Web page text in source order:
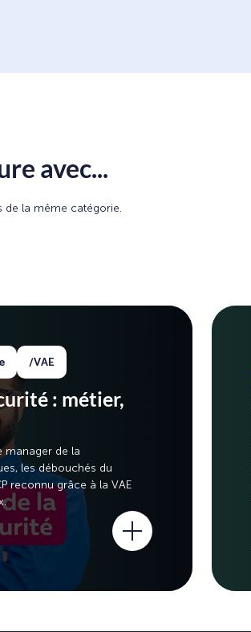
avec...
de la même catégorie.
VAE
: métier,
manager de la
les débouchés du
reconnu grâce à la VAE